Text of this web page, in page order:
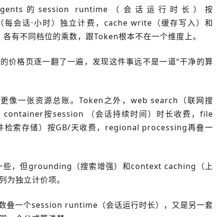
的session runtime（会话运行时长）按
会话·小时）独立计费，cache write（缓存写入）和
有不同档位的乘数，跟Token根本不在一个维度上。
价格页逐一翻了一遍，发现这件事远不是一道“干净的算
像一张资源总账。Token之外，web search（联网搜
container按session （会话持续时间）时长收费，file
索存储）按GB/天收费，regional processing再叠一
些，但grounding （搜索增强） 和context caching（上
为独立计价项。
叠一个session runtime（会话运行时长），又是另一套